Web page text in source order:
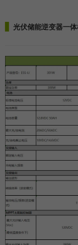
光伏储能逆变器一